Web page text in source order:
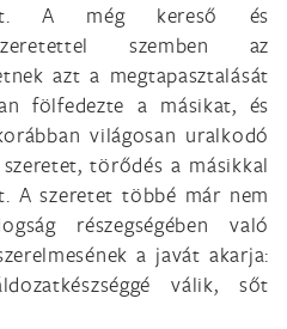
A még kereső és
szemben az
azt a megtapasztalását
fölfedezte a másikat, és
világosan uralkodó
törődés a másikkal
A szeretet többé már nem
részegségében való
a javát akarja:
válik, sőt